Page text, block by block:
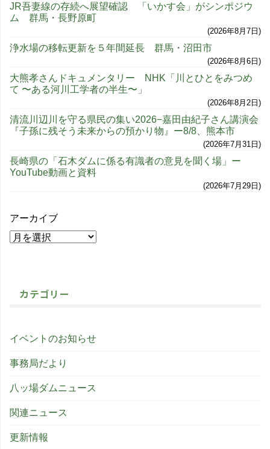
JR吾妻線の存続へ展望確認 「いかす会」がシンポジウ
ム 群馬・長野原町
2026年8月7日
浄水場の移転更新を５年間延長 群馬・沼田市
2026年8月6日
大熊孝さんドキュメンタリー NHK「川とひとをみつめ
て 〜ある河川工学者の半生〜」
2026年8月2日
清流川辺川を守る県民の集い2026−嘉田由紀子さん講演会
『子孫に残そう未来からの預かり物』ー8/8、熊本市
2026年7月31日
長崎県の「石木ダムに係る有識者の意見を聞く場」ー
YouTube動画と資料
2026年7月29日
アーカイブ
カテゴリー
イベントのお知らせ
事務局だより
八ッ場ダムニュース
関連ニュース
更新情報